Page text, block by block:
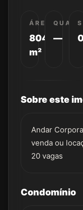
ÁREA
804
m²
—
Sobre este
Andar
venda ou
20 vagas
Condomínio